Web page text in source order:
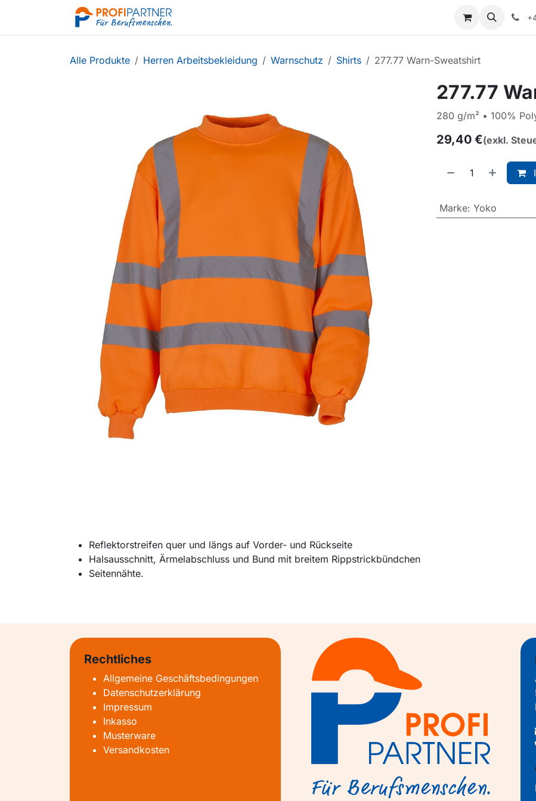
Zum Inhalt springen
Alle Produkte Herren Arbeitsbekleidung Warnschutz Shirts 277.77 Warn-Sweatshirt
277.77
280 g/m² • 100%
29,40 €(exkl.
Marke: Yoko
Reflektorstreifen quer und längs auf Vorder- und Rückseite
Halsausschnitt, Ärmelabschluss und Bund mit breitem Rippstrickbündchen
Seitennähte.
Rechtliches
Allgemeine Geschäftsbedingungen
Datenschutzerklärung
Impressum
Inkasso
Musterware
Versandkosten